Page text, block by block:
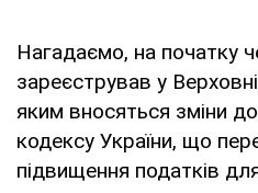
Нагадаємо, на початку
зареєстрував у
яким вносяться зміни
кодексу України, що
підвищення податків